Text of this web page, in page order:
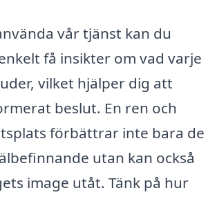
vår tjänst kan du
få insikter om vad varje
vilket hjälper dig att
beslut. En ren och
förbättrar inte bara de
utan kan också
image utåt. Tänk på hur